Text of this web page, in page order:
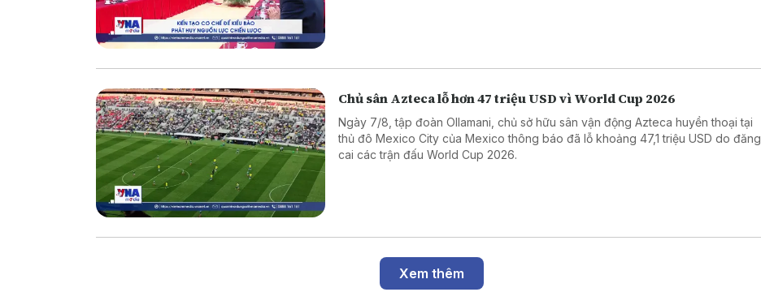
Chủ sân Azteca lỗ hơn 47 triệu USD vì World Cup 2026
Ngày 7/8, tập đoàn Ollamani, chủ sở hữu sân vận động Azteca huyền thoại tại
thủ đô Mexico City của Mexico thông báo đã lỗ khoảng 47,1 triệu USD do đăng
cai các trận đấu World Cup 2026.
Xem thêm